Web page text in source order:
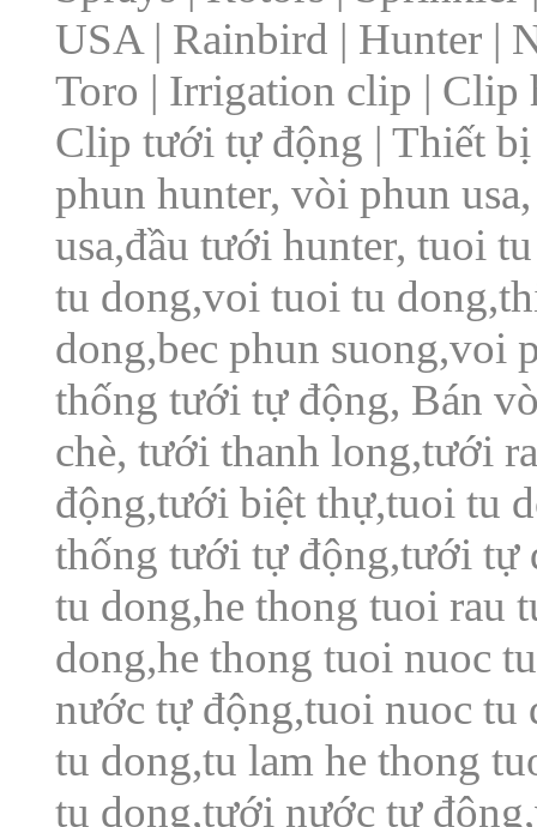
USA | Rainbird | Hunter |
Toro | Irrigation clip | Clip
Clip tưới tự động | Thiết
phun hunter, vòi phun
usa,đầu tưới hunter, tuoi
tu dong,voi tuoi tu
dong,bec phun suong,voi
thống tưới tự động, Bán
chè, tưới thanh long,tưới
động,tưới biệt thự,tuoi tu
thống tưới tự động,tưới tự
tu dong,he thong tuoi rau
dong,he thong tuoi nuoc
nước tự động,tuoi nuoc
tu dong,tu lam he thong
tu dong,tưới nước tự